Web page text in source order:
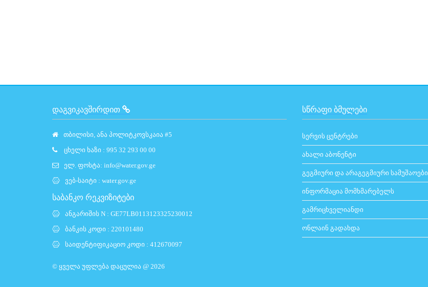
ᲓᲐᲒᲕᲘᲙᲐᲕᲨᲘᲠᲓᲘᲗ
თბილისი, ანა პოლიტკოვსკაია #5
ცხელი ხაზი : 995 32 293 00 00
ელ. ფოსტა: info@water.gov.ge
ვებ-საიტი : water.gov.ge
საბანკო რეკვიზიტები
ანგარიშის N : GE77LB0113123325230012
ბანკის კოდი : 220101480
საიდენტიფიკაციო კოდი : 412670097
© ყველა უფლება დაცულია @ 2026
ᲡᲬᲠᲐᲤᲘ ᲑᲛᲣᲚᲔᲑᲘ
სერვის ცენტრები
ახალი აბონენტი
გეგმიური და არაგეგმიური სამუშაოები
ინფორმაცია მომხმარებელს
გამრიცხველიანდი
ონლაინ გადახდა